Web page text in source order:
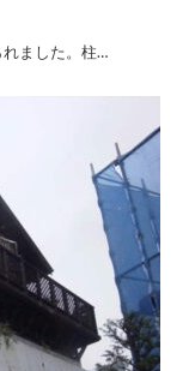
れました。柱…